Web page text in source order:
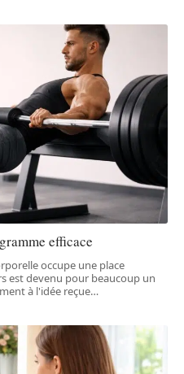
efficace
occupe une place
est devenu pour beaucoup un
à l'idée reçue…